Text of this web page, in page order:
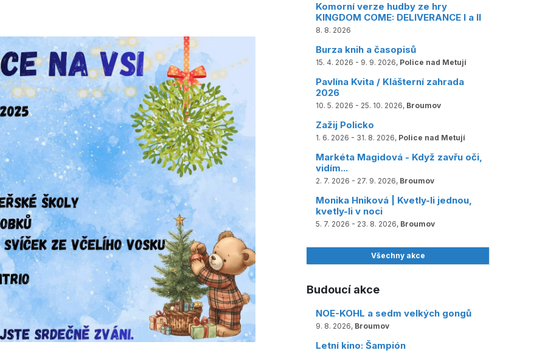
Komorní verze hudby ze hry
KINGDOM COME: DELIVERANCE I a II
8. 8. 2026
Burza knih a časopisů
15. 4. 2026 - 9. 9. 2026, Police nad Metují
Pavlína Kvita / Klášterní zahrada
2026
10. 5. 2026 - 25. 10. 2026, Broumov
Zažij Policko
1. 6. 2026 - 31. 8. 2026, Police nad Metují
Markéta Magidová - Když zavřu oči,
vidím...
2. 7. 2026 - 27. 9. 2026, Broumov
Monika Hniková | Kvetly-li jednou,
kvetly-li v noci
5. 7. 2026 - 23. 8. 2026, Broumov
Všechny akce
Budoucí akce
NOE-KOHL a sedm velkých gongů
9. 8. 2026, Broumov
Letní kino: Šampión